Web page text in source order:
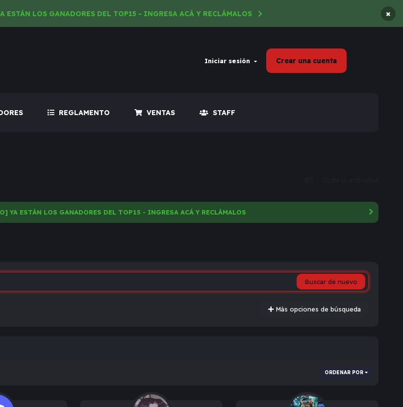
LOS GANADORES DEL TOP15 - INGRESA ACÁ Y RECLÁMALOS ×
Iniciar sesión Crear una cuenta
REGLAMENTO VENTAS STAFF
YA ESTÁN LOS GANADORES DEL TOP15 - INGRESA ACÁ Y RECLÁMALOS
Buscar de nuevo
Más opciones de búsqueda
ORDENAR POR